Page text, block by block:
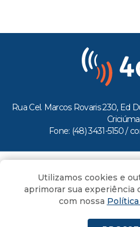
Rua Cel. Marcos Rovaris 230, Ed
Fone: (48) 3431-5150 /
Todos os direitos
Utilizamos cookies e
aprimorar sua experiência
com nossa